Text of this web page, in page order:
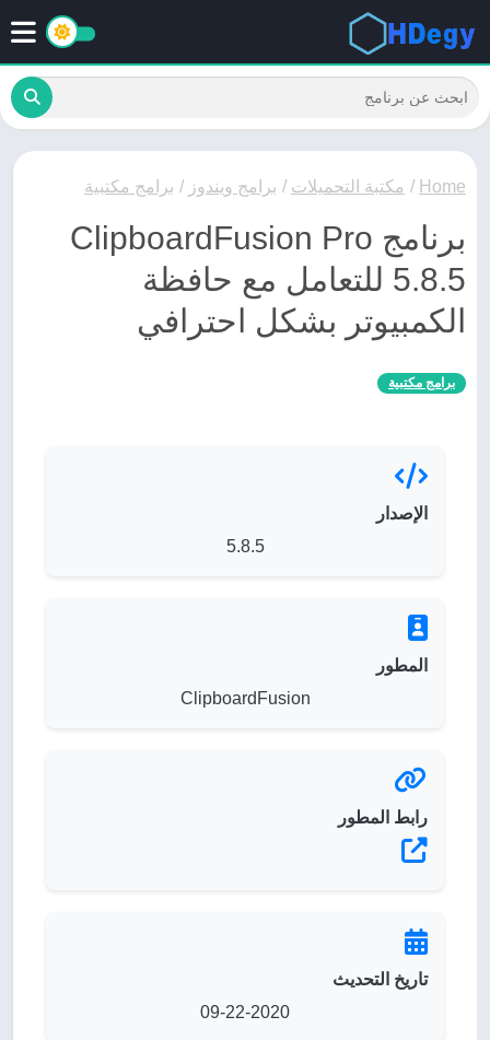
Home
/ مكتبة التحميلات / برامج ويندوز / برامج مكتبية
برنامج ClipboardFusion Pro
5.8.5 للتعامل مع حافظة
الكمبيوتر بشكل احترافي
برامج مكتبية
الإصدار
5.8.5
المطور
ClipboardFusion
رابط المطور
تاريخ التحديث
09-22-2020